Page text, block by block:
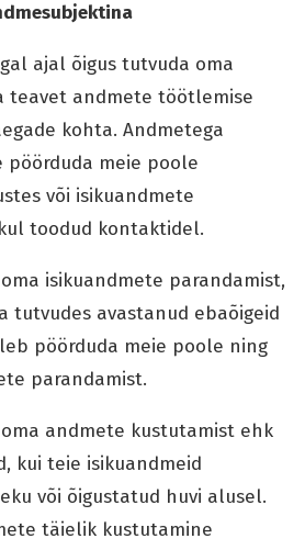
ajal õigus tutvuda oma
teavet andmete töötlemise
kohta. Andmetega
pöörduda meie poole
või isikuandmete
toodud kontaktidel.
isikuandmete parandamist,
tutvudes avastanud ebaõigeid
pöörduda meie poole ning
parandamist.
andmete kustutamist ehk
kui teie isikuandmeid
või õigustatud huvi alusel.
täielik kustutamine